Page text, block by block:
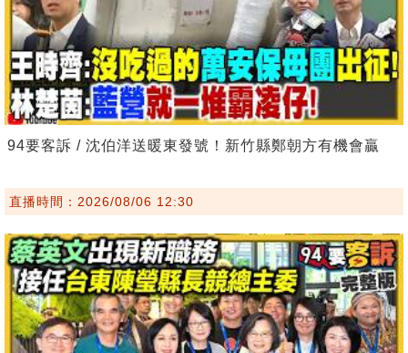
94要客訴 / 沈伯洋送暖東發號！新竹縣鄭朝方有機會贏
直播時間：2026/08/06 12:30